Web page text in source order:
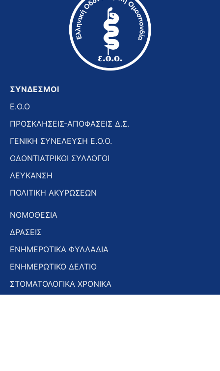
ΣΥΝΔΕΣΜΟΙ
E.O.O
ΠΡΟΣΚΛΗΣΕΙΣ-ΑΠΟΦΑΣΕΙΣ Δ.Σ.
ΓΕΝΙΚΗ ΣΥΝΕΛΕΥΣΗ Ε.Ο.Ο.
ΟΔΟΝΤΙΑΤΡΙΚΟΙ ΣΥΛΛΟΓΟΙ
ΛΕΥΚΑΝΣΗ
ΠΟΛΙΤΙΚΗ ΑΚΥΡΩΣΕΩΝ
ΝΟΜΟΘΕΣΙΑ
ΔΡΑΣΕΙΣ
ΕΝΗΜΕΡΩΤΙΚΑ ΦΥΛΛΑΔΙΑ
ΕΝΗΜΕΡΩΤΙΚΟ ΔΕΛΤΙΟ
ΣΤΟΜΑΤΟΛΟΓΙΚΑ ΧΡΟΝΙΚΑ